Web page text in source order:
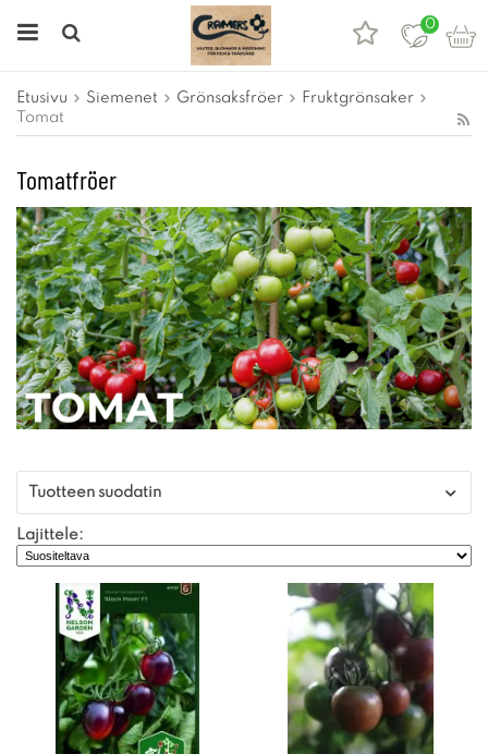
0
Etusivu Siemenet Grönsaksfröer
Fruktgrönsaker
Tomat
Tomatfröer
Tuotteen suodatin
Lajittele: